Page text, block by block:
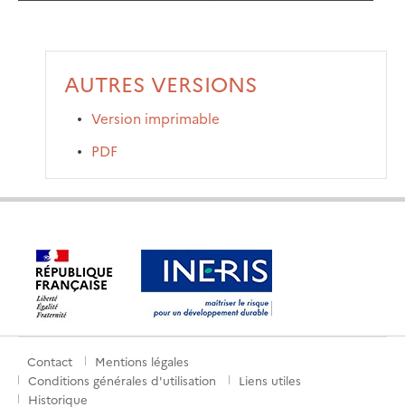
AUTRES VERSIONS
Version imprimable
PDF
Menu
Contact
Mentions légales
Conditions générales d'utilisation
Liens utiles
Historique